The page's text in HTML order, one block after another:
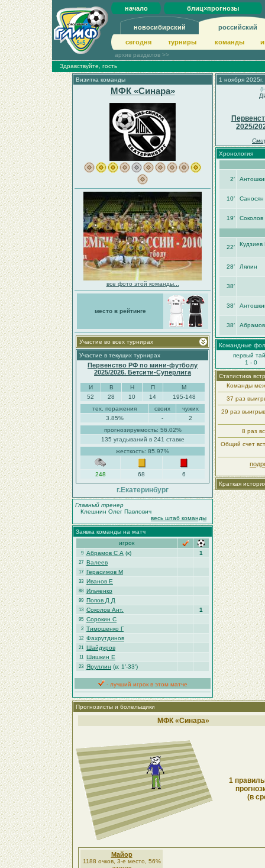
начало блиц×прогнозы
новосибирский российский
сегодня турниры команды
архив разделов >>
Здравствуйте, гость
Визитка команды
МФК «Синара»
все фото этой команды...
место в рейтинге
Участие во всех турнирах
Участие в текущих турнирах
Первенство РФ по мини-футболу
2025/2026. Бетсити-Суперлига
И В Н П
М
52
28 10 14
195-148
тех. поражения
своих
чужих
3.85%
-
2
прогнозируемость: 56.02%
135 угадываний в 241 ставке
жесткость: 85.97%
248 68 6
г.Екатеринбург
Главный тренер
Клешнин Олег Павлович
весь штаб команды
Заявка команды на матч
игрок
9 Абрамов С А (к) 1
27 Валеев
17 Герасимов М
33 Иванов Е
88 Ильченко
99 Попов Д Д
13 Соколов Ант. 1
95 Сорокин С
2 Тимошенко Г
12 Фахрутдинов
21 Шайдуров
11 Шишкин Е
23 Яруллин (в: 1′-33′)
- лучший игрок в этом матче
1 ноября
2025/
Хронология
2′
10′ Саносян
19′ Соколов
22′ Кудзиев
28′ Лялин
38′
38′
38′
Командные
первый
1 - 0
Статистика
Команды
37 раз
29 раз
8 раз
Общий счет
Краткая
Прогнозисты и болельщики
МФК «Синара»
1
(в
Майор
1188 очков, 3-е место, 56%